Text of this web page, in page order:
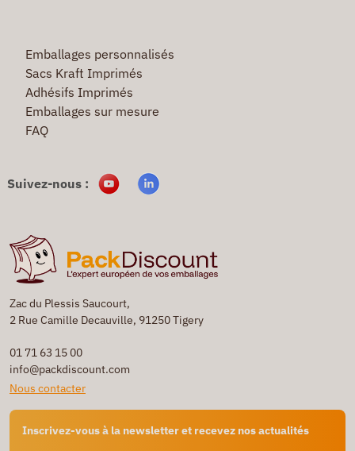
Zac du Plessis Saucourt,
2 Rue Camille Decauville, 91250 Tigery
01 71 63 15 00
info@packdiscount.com
Nous contacter
Inscrivez-vous à la newsletter et recevez nos actualités
Emballages personnalisés
Sacs Kraft Imprimés
Adhésifs Imprimés
Emballages sur mesure
FAQ
Suivez-nous :